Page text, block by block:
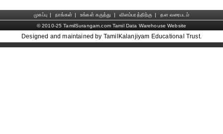
முகப்பு | நாங்கள் | உங்கள் கருத்து | விளம்பரத்திற்கு |
தள வரைபடம்
© 2010-25 TamilSurangam.com Tamil Data Warehouse Website
Designed and maintained by TamilKalanjiyam Educational Trust.